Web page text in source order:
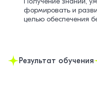
формировать и
целью обеспечения
Результат обучения